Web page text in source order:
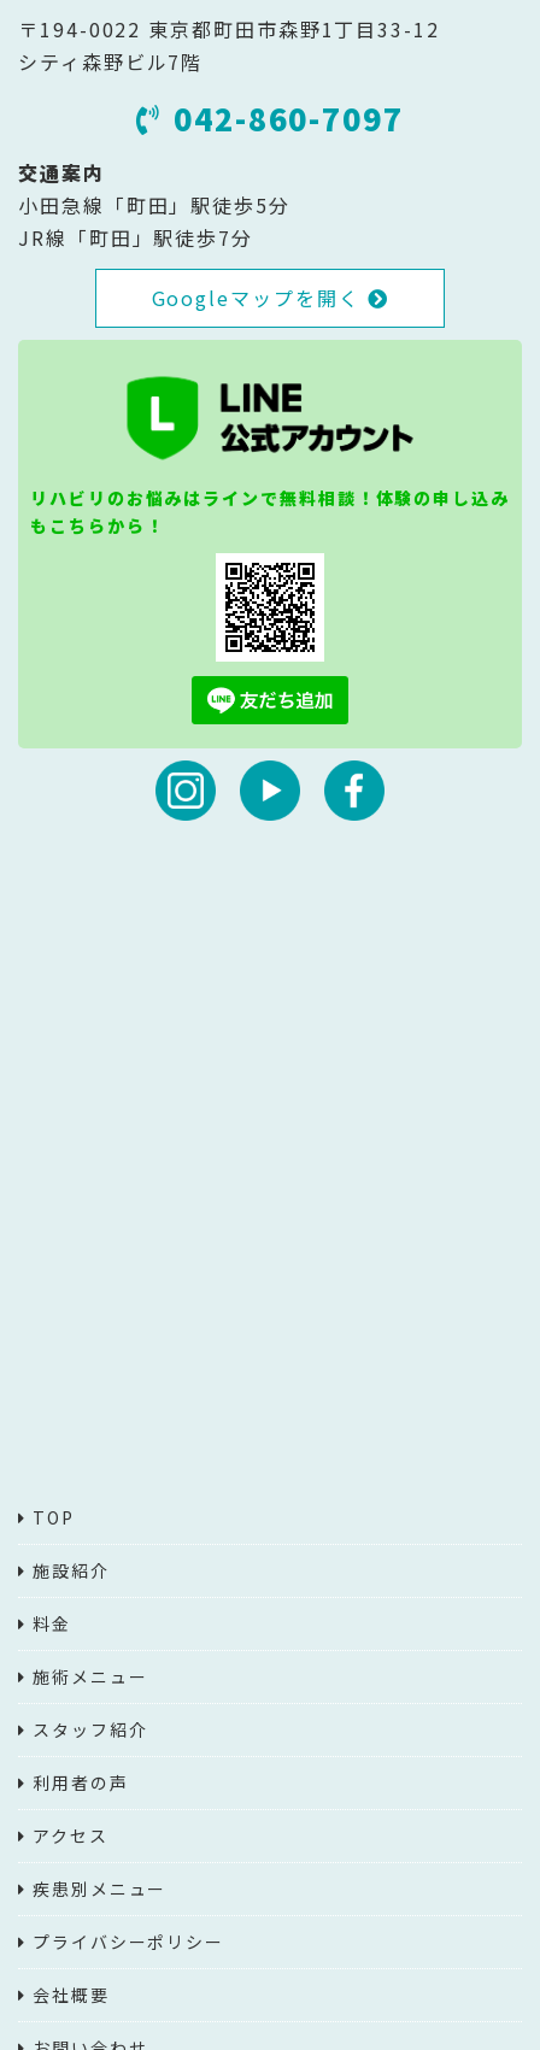
〒194-0022 東京都町田市森野1丁目33-12
シティ森野ビル7階
042-860-7097
交通案内
小田急線「町田」駅徒歩5分
JR線「町田」駅徒歩7分
Googleマップを開く
リハビリのお悩みはラインで無料相談！体験の申し込み
もこちらから！
TOP
施設紹介
料金
施術メニュー
スタッフ紹介
利用者の声
アクセス
疾患別メニュー
プライバシーポリシー
会社概要